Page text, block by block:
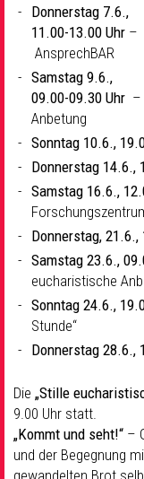
Seelsorge & Kontakt
Donnerstag 7.6.,
11.00-13.00 Uhr –
AnsprechBAR
Samstag 9.6.,
09.00-09.30 Uhr –
Anbetung
Sonntag 10.6.,
Donnerstag 14.6.,
Samstag 16.6.,
Donnerstag, 21.6.,
Samstag 23.6.,
eucharistische
Sonntag 24.6.,
Stunde“
Donnerstag 28.6.,
Die „Stille
9.00 Uhr statt.
„Kommt und seht!“ –
und der Begegnung
gewandelten Brot